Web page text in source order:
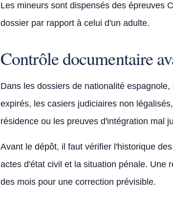
Les mineurs sont dispensés des épreuves
dossier par rapport à celui d'un adulte.
Contrôle documentaire
Dans les dossiers de nationalité
expirés, les casiers judiciaires non
résidence ou les preuves d'intégration mal
Avant le dépôt, il faut vérifier l'historique
actes d'état civil et la situation pénale. Une
des mois pour une correction prévisible.